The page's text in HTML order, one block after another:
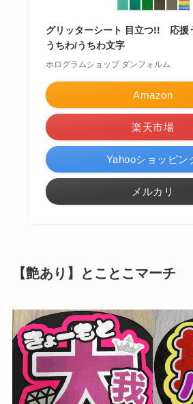
グリッターシート 目立つ!! 応援
うちわ/うちわ文字
ホログラムショップ ダンフォルム
Amazon
楽天市場
Yahooショッピン
メルカリ
【艶あり】とことこマーチ